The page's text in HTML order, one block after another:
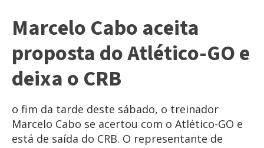
Marcelo Cabo aceita
proposta do Atlético-GO e
deixa o CRB
o fim da tarde deste sábado, o treinador
Marcelo Cabo se acertou com o Atlético-GO e
está de saída do CRB. O representante de